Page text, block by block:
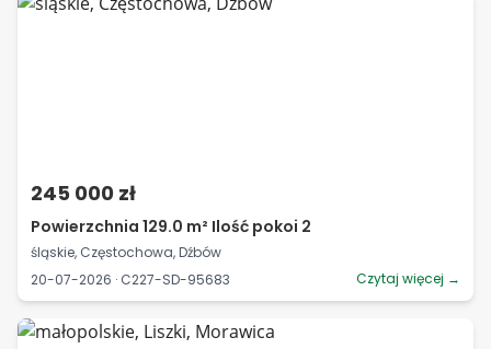
245 000 zł
Powierzchnia 129.0 m² Ilość pokoi 2
śląskie, Częstochowa, Dźbów
20-07-2026 · C227-SD-95683
Czytaj więcej →